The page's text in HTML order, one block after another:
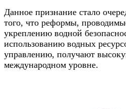
Данное признание стало
того, что реформы,
укреплению водной
использованию водных
управлению, получают
международном уровне.